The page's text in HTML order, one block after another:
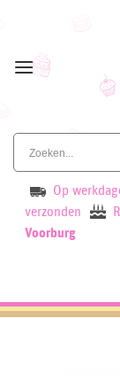
content
Op
verzonden
Voorburg